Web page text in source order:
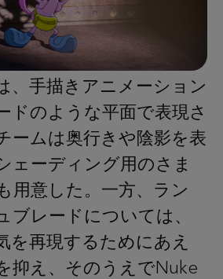
、手描きアニメーション
ドのような平面で表現さ
ームは奥行きや陰影を表
ェーディング用のさま
用意した。一方、ラン
ブレードについては、
を再現するためにあえ
抑え、そのうえでNuke